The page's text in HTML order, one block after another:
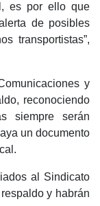
es por ello que
de posibles
transportistas”,
y
reconociendo
siempre serán
un documento
al Sindicato
y habrán